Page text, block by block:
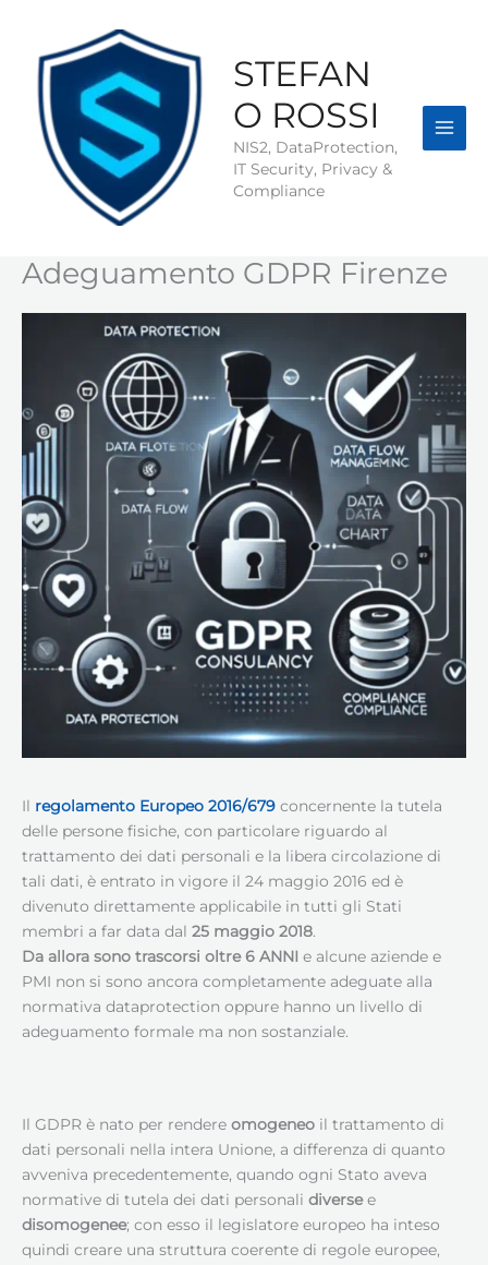
contenuto
STEFAN
O ROSSI
NIS2, DataProtection,
IT Security, Privacy &
Compliance
Adeguamento GDPR Firenze
Il regolamento Europeo 2016/679 concernente la tutela
delle persone fisiche, con particolare riguardo al
trattamento dei dati personali e la libera circolazione di
tali dati, è entrato in vigore il 24 maggio 2016 ed è
divenuto direttamente applicabile in tutti gli Stati
membri a far data dal 25 maggio 2018.
Da allora sono trascorsi oltre 6 ANNI e alcune aziende e
PMI non si sono ancora completamente adeguate alla
normativa dataprotection oppure hanno un livello di
adeguamento formale ma non sostanziale.
Il GDPR è nato per rendere omogeneo il trattamento di
dati personali nella intera Unione, a differenza di quanto
avveniva precedentemente, quando ogni Stato aveva
normative di tutela dei dati personali diversee
disomogenee; con esso il legislatore europeo ha inteso
quindi creare una struttura coerente di regole europee,